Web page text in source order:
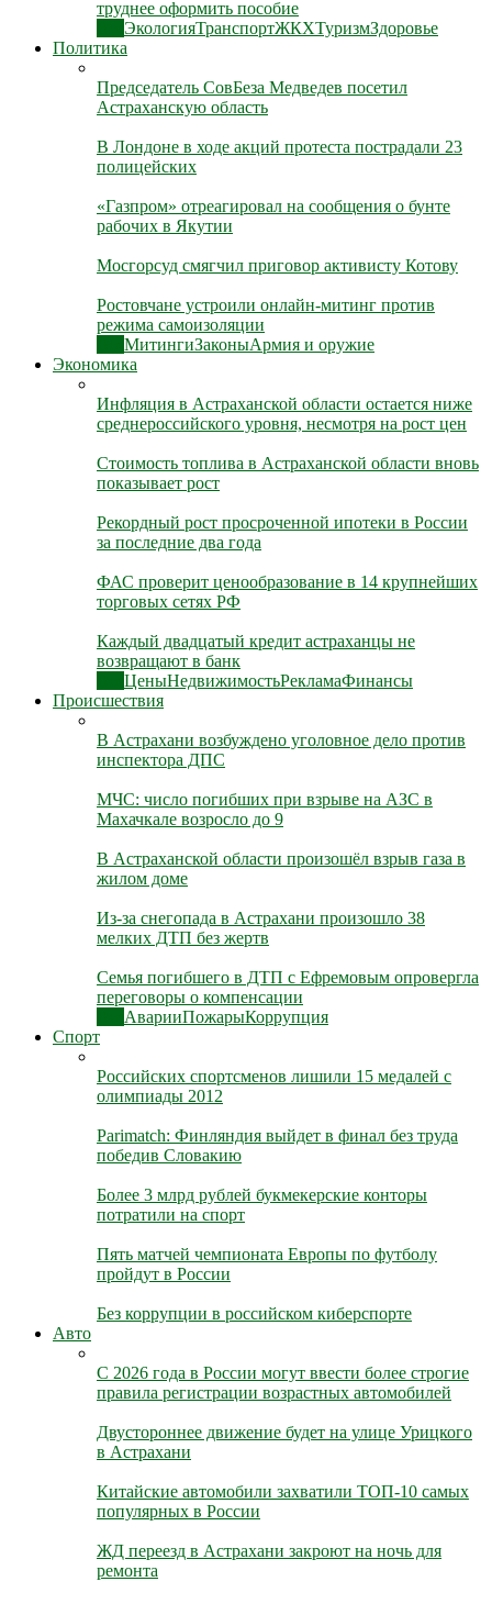
труднее оформить пособие
ЭкологияТранспортЖКХТуризмЗдоровье
Политика
Председатель СовБеза Медведев посетил
Астраханскую область
В Лондоне в ходе акций протеста пострадали 23
полицейских
«Газпром» отреагировал на сообщения о бунте
рабочих в Якутии
Мосгорсуд смягчил приговор активисту Котову
Ростовчане устроили онлайн-митинг против
режима самоизоляции
МитингиЗаконыАрмия и оружие
Экономика
Инфляция в Астраханской области остается ниже
среднероссийского уровня, несмотря на рост цен
Стоимость топлива в Астраханской области вновь
показывает рост
Рекордный рост просроченной ипотеки в России
за последние два года
ФАС проверит ценообразование в 14 крупнейших
торговых сетях РФ
Каждый двадцатый кредит астраханцы не
возвращают в банк
ЦеныНедвижимостьРекламаФинансы
Происшествия
В Астрахани возбуждено уголовное дело против
инспектора ДПС
МЧС: число погибших при взрыве на АЗС в
Махачкале возросло до 9
В Астраханской области произошёл взрыв газа в
жилом доме
Из-за снегопада в Астрахани произошло 38
мелких ДТП без жертв
Семья погибшего в ДТП с Ефремовым опровергла
переговоры о компенсации
АварииПожарыКоррупция
Спорт
Российских спортсменов лишили 15 медалей с
олимпиады 2012
Parimatch: Финляндия выйдет в финал без труда
победив Словакию
Более 3 млрд рублей букмекерские конторы
потратили на спорт
Пять матчей чемпионата Европы по футболу
пройдут в России
Без коррупции в российском киберспорте
Авто
С 2026 года в России могут ввести более строгие
правила регистрации возрастных автомобилей
Двустороннее движение будет на улице Урицкого
в Астрахани
Китайские автомобили захватили ТОП-10 самых
популярных в России
ЖД переезд в Астрахани закроют на ночь для
ремонта